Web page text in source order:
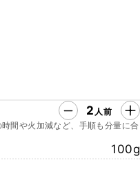
2 人前
間や火加減など、手順も分量に合
100g